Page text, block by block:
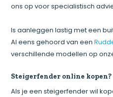
ons op voor specialistisch
Is aanleggen lastig met een
Al eens gehoord van een
verschillende modellen op
Steigerfender online kopen?
Als je een steigerfender wil